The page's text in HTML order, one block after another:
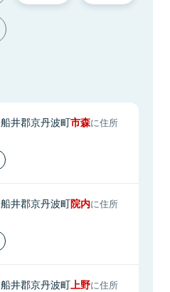
船井郡京丹波町市森に住所
船井郡京丹波町院内に住所
船井郡京丹波町上野に住所